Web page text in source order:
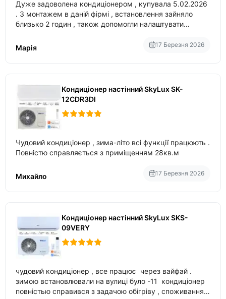
Дуже задоволена кондиціонером , купувала 5.02.2026
. З монтажем в даній фірмі , встановлення зайняло
близько 2 годин , також допомогли налаштувати
Марія
17 Березня 2026
Кондиціонер настінний SkyLux SK-
12CDR3DI
Чудовий кондиціонер , зима-літо всі функції працюють .
Повністю справляється з приміщенням 28кв.м
Михайло 17 Березня 2026
Кондиціонер настінний SkyLux SKS-
09VERY
чудовий кондиціонер , все працює через вайфай .
зимою встановлювали на вулиці було -11 кондиціонер
повністью справився з задачою обігріву , споживання